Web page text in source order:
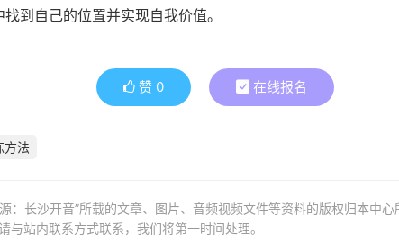
到自己的位置并实现自我价值。
赞 0 在线报名
方法
：长沙开音”所载的文章、图片、音频视频文件等资料的版权归本中
与站内联系方式联系，我们将第一时间处理。